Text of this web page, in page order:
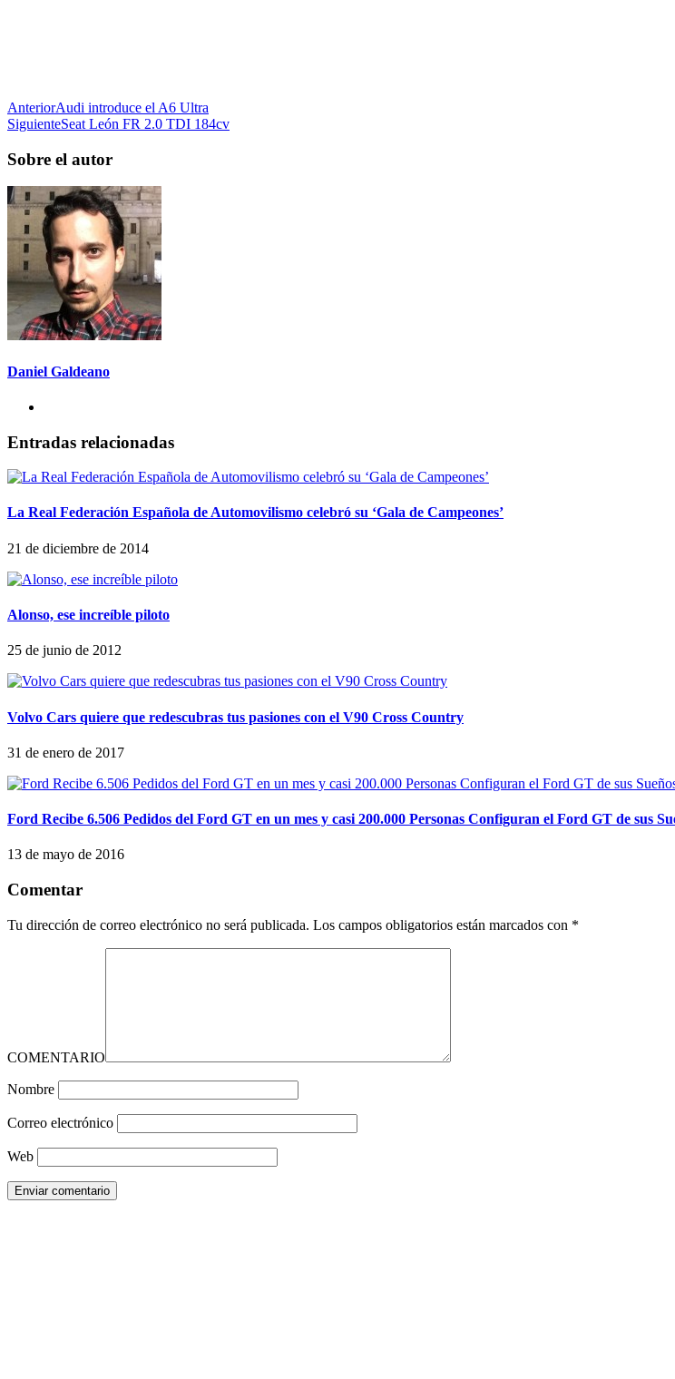
AnteriorAudi introduce el A6 Ultra
SiguienteSeat León FR 2.0 TDI 184cv
Sobre el autor
Daniel Galdeano
Entradas relacionadas
La Real Federación Española de Automovilismo celebró su ‘Gala de Campeones’
21 de diciembre de 2014
Alonso, ese increíble piloto
25 de junio de 2012
Volvo Cars quiere que redescubras tus pasiones con el V90 Cross Country
31 de enero de 2017
Ford Recibe 6.506 Pedidos del Ford GT en un mes y casi 200.000 Personas Configuran el Ford GT de sus
13 de mayo de 2016
Comentar
Tu dirección de correo electrónico no será publicada. Los campos obligatorios están marcados con *
COMENTARIO
Nombre
Correo electrónico
Web